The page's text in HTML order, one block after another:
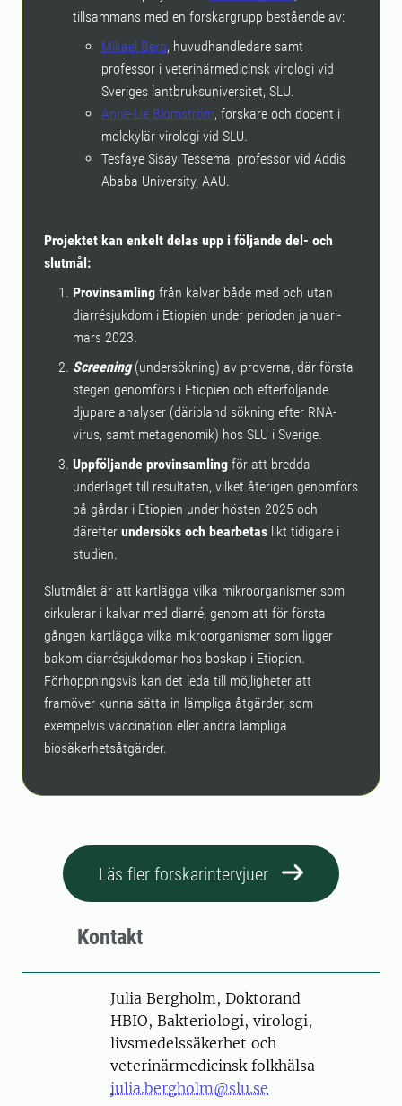
tillsammans med en forskargrupp bestående av:
Mikael Berg, huvudhandledare samt
professor i veterinärmedicinsk virologi vid
Sveriges lantbruksuniversitet, SLU.
Anne-Lie Blomström, forskare och docent i
molekylär virologi vid SLU.
Tesfaye Sisay Tessema, professor vid Addis
Ababa University, AAU.
Projektet kan enkelt delas upp i följande del- och
slutmål:
Provinsamling från kalvar både med och utan
diarrésjukdom i Etiopien under perioden januari-
mars 2023.
Screening (undersökning) av proverna, där första
stegen genomförs i Etiopien och efterföljande
djupare analyser (däribland sökning efter RNA-
virus, samt metagenomik) hos SLU i Sverige.
Uppföljande provinsamling för att bredda
underlaget till resultaten, vilket återigen genomförs
på gårdar i Etiopien under hösten 2025 och
därefter undersöks och bearbetas likt tidigare i
studien.
Slutmålet är att kartlägga vilka mikroorganismer som
cirkulerar i kalvar med diarré, genom att för första
gången kartlägga vilka mikroorganismer som ligger
bakom diarrésjukdomar hos boskap i Etiopien.
Förhoppningsvis kan det leda till möjligheter att
framöver kunna sätta in lämpliga åtgärder, som
exempelvis vaccination eller andra lämpliga
biosäkerhetsåtgärder.
Läs fler forskarintervjuer
Kontakt
PersonJulia Bergholm, Doktorand
HBIO, Bakteriologi, virologi,
livsmedelssäkerhet och
veterinärmedicinsk folkhälsa
julia.bergholm@slu.se